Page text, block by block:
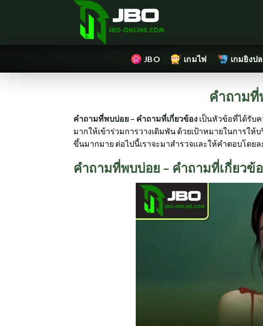
JBO เกมไพ่ เกมยิงป
คำถามที่
คำถามที่พบบ่อย – คำถามที่เกี่ยวข้อง เป็นหัวข้อที่ได้รับ
มากให้เข้าร่วมการวางเดิมพัน ด้วยเป้าหมายในการ
ขึ้นมากมาย ต่อไปนี้เราจะมาสำรวจและให้คำตอบโดย
คำถามที่พบบ่อย – คำถามที่เกี่ยวข้